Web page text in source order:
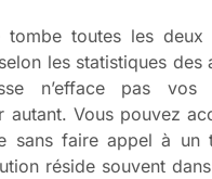
tombe toutes les deux
les statistiques des
n’efface pas vos
autant. Vous pouvez
sans faire appel à un
réside souvent